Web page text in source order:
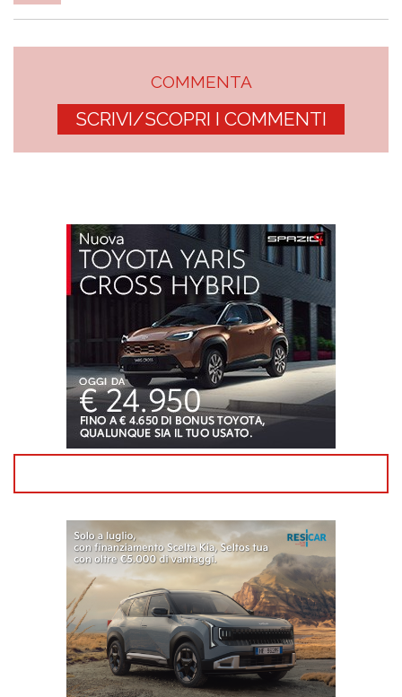
COMMENTA
SCRIVI/SCOPRI I COMMENTI